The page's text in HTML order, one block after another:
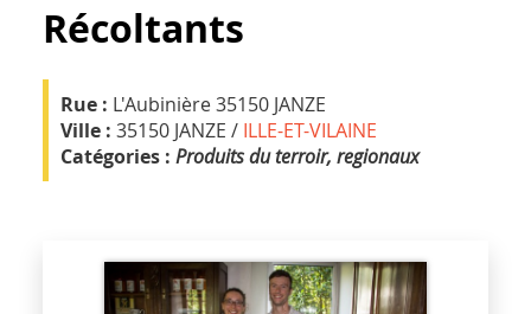
Récoltants
Rue : L'Aubinière 35150 JANZE
Ville : 35150 JANZE / ILLE-ET-VILAINE
Catégories : Produits du terroir, regionaux